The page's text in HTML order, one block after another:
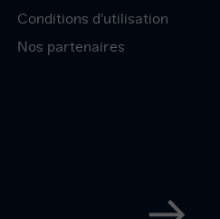
Conditions d'utilisation
Nos partenaires